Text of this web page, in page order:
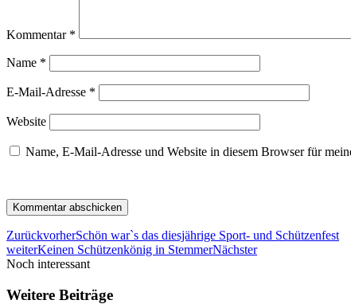
Kommentar *
Name *
E-Mail-Adresse *
Website
Name, E-Mail-Adresse und Website in diesem Browser für
ZurückvorherSchön war`s das diesjährige Sport- und Schützenfest
weiterKeinen Schützenkönig in StemmerNächster
Noch interessant
Weitere Beiträge